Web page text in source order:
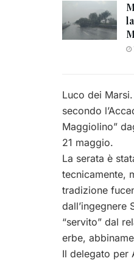
Luco dei
secondo
Maggiolino”
21 maggio.
La serata è
tecnicamente,
tradizione
dall’ingegnere
“servito” dal
erbe,
Il delegato per